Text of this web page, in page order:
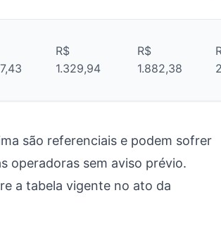
R$
1.329,94
R$
1.882,38
são referenciais e podem sofrer
operadoras sem aviso prévio.
a tabela vigente no ato da